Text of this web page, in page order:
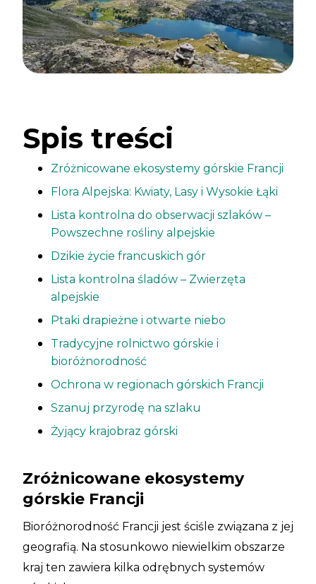
Spis treści
Zróżnicowane ekosystemy górskie Francji
Flora Alpejska: Kwiaty, Lasy i Wysokie Łąki
Lista kontrolna do obserwacji szlaków –
Powszechne rośliny alpejskie
Dzikie życie francuskich gór
Lista kontrolna śladów – Zwierzęta
alpejskie
Ptaki drapieżne i otwarte niebo
Tradycyjne rolnictwo górskie i
bioróżnorodność
Ochrona w regionach górskich Francji
Szanuj przyrodę na szlaku
Żyjący krajobraz górski
Zróżnicowane ekosystemy
górskie Francji
Bioróżnorodność Francji jest ściśle związana z jej
geografią. Na stosunkowo niewielkim obszarze
kraj ten zawiera kilka odrębnych systemów